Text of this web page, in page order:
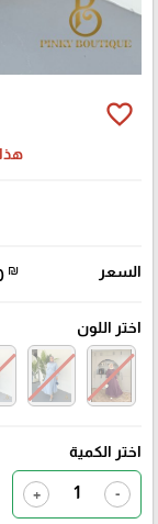
favorite_border
السعر ₪
اختر اللون
اختر الكمية
-
+